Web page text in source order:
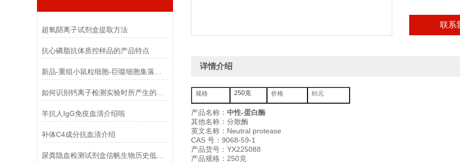
超氧阴离子试剂盒提取方法
抗心磷脂抗体质控样品的产品特点
羊抗人IgG免疫血清介绍啦
补体C4成分抗血清介绍
尿粪隐血检测试剂盒信帆生物历史低，*！
联系
详情介绍
规格 250克 价格 85元
产品名称： 中性-蛋白酶
其他名称：分散酶
英文名称：Neutral protease
CAS 号：9068-59-1
产品货号：YX225088
产品规格：250克